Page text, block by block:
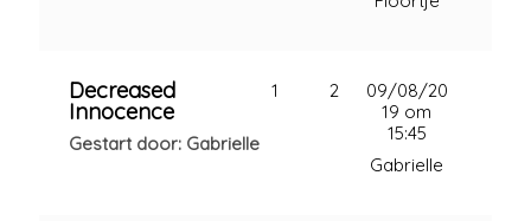
Decreased
Innocence
Gestart door: Gabrielle
1 2
09/08/20
19 om
15:45
Gabrielle